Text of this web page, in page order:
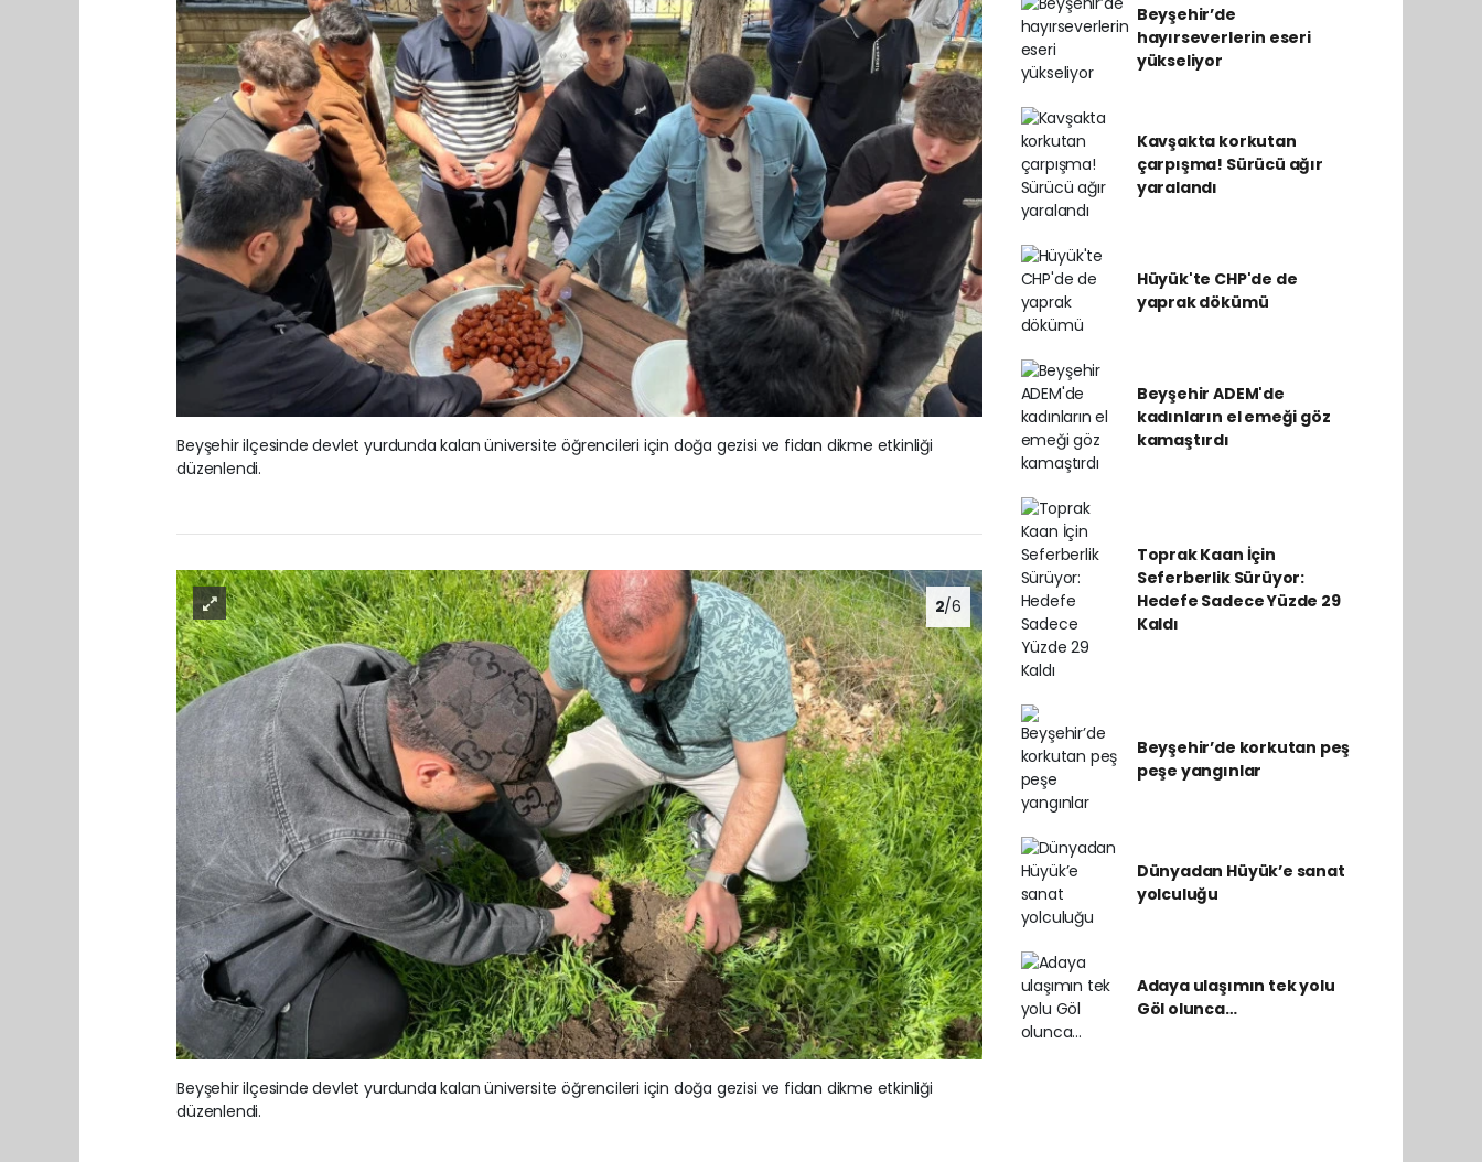
Beyşehir ilçesinde devlet yurdunda kalan üniversite öğrencileri için doğa gezisi ve fidan dikme etkinliği
düzenlendi.
2/6
Beyşehir ilçesinde devlet yurdunda kalan üniversite öğrencileri için doğa gezisi ve fidan dikme etkinliği
düzenlendi.
Beyşehir’de
hayırseverlerin eseri
yükseliyor
Kavşakta korkutan
çarpışma! Sürücü ağır
yaralandı
Hüyük'te CHP'de de
yaprak dökümü
Beyşehir ADEM'de
kadınların el emeği göz
kamaştırdı
Toprak Kaan İçin
Seferberlik Sürüyor:
Hedefe Sadece Yüzde 29
Kaldı
Beyşehir’de korkutan peş
peşe yangınlar
Dünyadan Hüyük’e sanat
yolculuğu
Adaya ulaşımın tek yolu
Göl olunca…